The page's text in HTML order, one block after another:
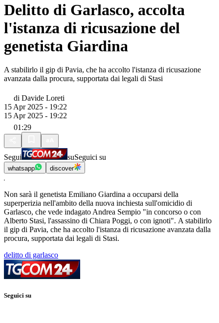
Delitto di Garlasco, accolta
l'istanza di ricusazione del
genetista Giardina
A stabilirlo il gip di Pavia, che ha accolto l'istanza di ricusazione
avanzata dalla procura, supportata dai legali di Stasi
di Davide Loreti
15 Apr 2025 - 19:22
15 Apr 2025 - 19:22
01:29
Segui suSeguici su
whatsapp discover
Non sarà il genetista Emiliano Giardina a occuparsi della
superperizia nell'ambito della nuova inchiesta sull'omicidio di
Garlasco, che vede indagato Andrea Sempio "in concorso o con
Alberto Stasi, l'assassino di Chiara Poggi, o con ignoti". A stabilirlo
il gip di Pavia, che ha accolto l'istanza di ricusazione avanzata dalla
procura, supportata dai legali di Stasi.
delitto di garlasco
Seguici su